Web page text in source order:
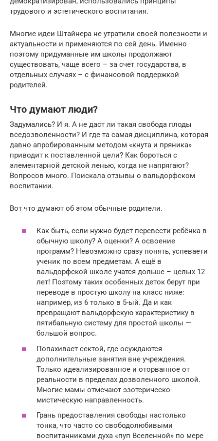
трудового и эстетического воспитания.
Многие идеи Штайнера не утратили своей полезности и
актуальности и применяются по сей день. Именно
поэтому придуманные им школы продолжают
существовать, чаще всего – за счет государства, в
отдельных случаях – с финансовой поддержкой
родителей.
Что думают люди?
Задумались? И я. А не даст ли такая свобода плоды
вседозволенности? И где та самая дисциплина, которая
давно апробированным методом «кнута и пряника»
приводит к поставленной цели? Как бороться с
элементарной детской ленью, когда не напрягают?
Вопросов много. Поискала отзывы о вальдорфском
воспитании.
Вот что думают об этом обычные родители.
Как быть, если нужно будет перевести ребёнка в
обычную школу? А оценки? А освоение
программ? Невозможно сразу понять, успеваети
ученик по всем предметам. А ещё в
вальдорфской школе учатся дольше – целых 12
лет! Поэтому таких особенных деток берут при
переводе в простую школу на класс ниже:
например, из 6 только в 5-ый. Да и как
превращают вальдорфскую характеристику в
пятибальную систему для простой школы —
большой вопрос.
Попахивает сектой, где осуждаются
дополнительные занятия вне учреждения.
Только идеализированное и оторванное от
реальности в пределах дозволенного школой.
Многие мамы отмечают эзотерическо-
мистическую направленность.
Грань предоставления свободы настолько
тонка, что часто со свободолюбивыми
воспитанниками духа «пуп Вселенной» по мере